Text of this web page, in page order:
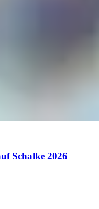
Schalke 2026